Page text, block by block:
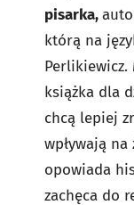
pisarka,
którą na
Perlikiewicz.
książka dla
chcą lepiej
wpływają
opowiada
zachęca do